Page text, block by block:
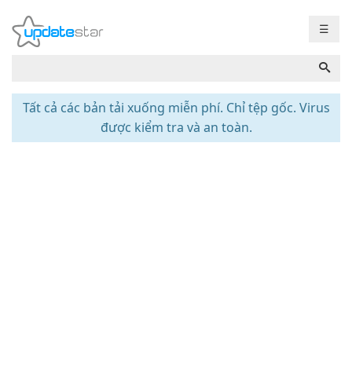
☰
Tất cả các bản tải xuống miễn phí. Chỉ tệp gốc. Virus
được kiểm tra và an toàn.